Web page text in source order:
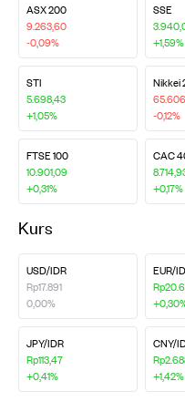
ASX 200
9.263,60
-0,09%
SSE
+1,59%
STI
5.698,43
+1,05%
Nikkei
-0,12%
FTSE 100
10.901,09
+0,31%
CAC
+0,17%
Kurs
USD/IDR
Rp17.891
0,00%
EUR/
JPY/IDR
Rp113,47
+0,41%
CNY/
+1,42%